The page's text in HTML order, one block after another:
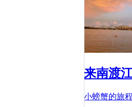
来南渡
小螃蟹的旅程